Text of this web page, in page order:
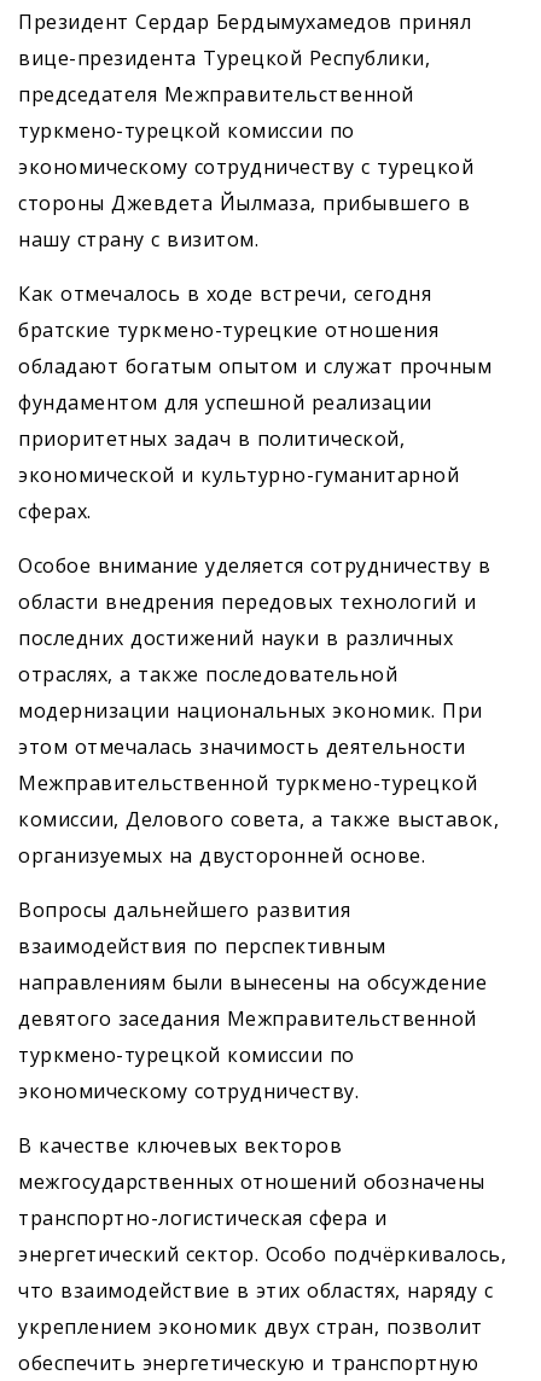
Президент Сердар Бердымухамедов принял
вице-президента Турецкой Республики,
председателя Межправительственной
туркмено-турецкой комиссии по
экономическому сотрудничеству с турецкой
стороны Джевдета Йылмаза, прибывшего в
нашу страну с визитом.
Как отмечалось в ходе встречи, сегодня
братские туркмено-турецкие отношения
обладают богатым опытом и служат прочным
фундаментом для успешной реализации
приоритетных задач в политической,
экономической и культурно-гуманитарной
сферах.
Особое внимание уделяется сотрудничеству в
области внедрения передовых технологий и
последних достижений науки в различных
отраслях, а также последовательной
модернизации национальных экономик. При
этом отмечалась значимость деятельности
Межправительственной туркмено-турецкой
комиссии, Делового совета, а также выставок,
организуемых на двусторонней основе.
Вопросы дальнейшего развития
взаимодействия по перспективным
направлениям были вынесены на обсуждение
девятого заседания Межправительственной
туркмено-турецкой комиссии по
экономическому сотрудничеству.
В качестве ключевых векторов
межгосударственных отношений обозначены
транспортно-логистическая сфера и
энергетический сектор. Особо подчёркивалось,
что взаимодействие в этих областях, наряду с
укреплением экономик двух стран, позволит
обеспечить энергетическую и транспортную